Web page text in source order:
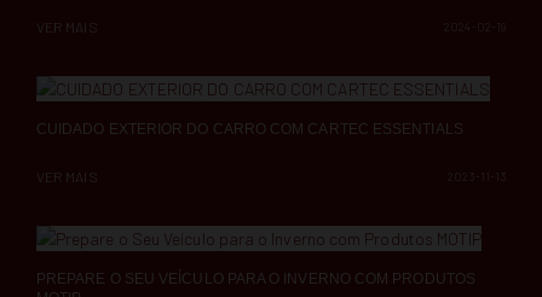
2024-02-19
VER MAIS
CUIDADO EXTERIOR DO CARRO COM CARTEC ESSENTIALS
VER MAIS
PREPARE O SEU VEÍCULO PARA O INVERNO COM PRODUTOS